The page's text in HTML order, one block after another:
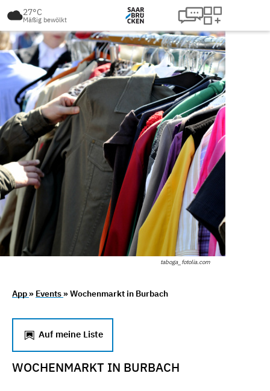
27°C
Mäßig bewölkt
taboga_fotolia.com
App » Events » Wochenmarkt in Burbach
Auf meine Liste
WOCHENMARKT IN BURBACH